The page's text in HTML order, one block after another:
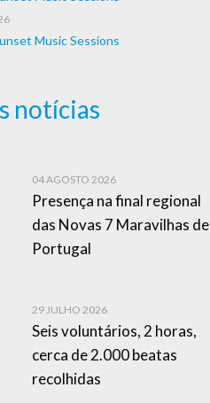
Music Sessions
notícias
04 AGOSTO 2026
Presença na final regional
das Novas 7 Maravilhas de
Portugal
29 JULHO 2026
Seis voluntários, 2 horas,
cerca de 2.000 beatas
recolhidas